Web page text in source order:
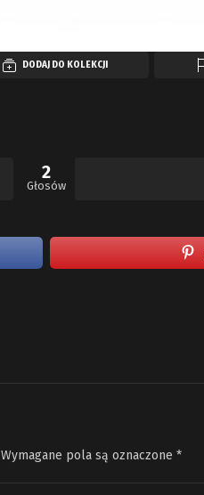
DODAJ DO KOLEKCJI
2
Głosów
Wymagane pola są oznaczone *